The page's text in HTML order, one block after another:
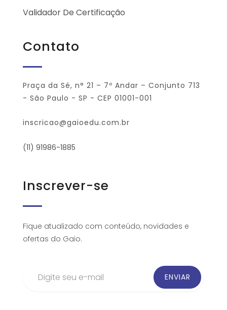
Validador De Certificação
Contato
Praça da Sé, n° 21 – 7º Andar – Conjunto 713
- São Paulo - SP - CEP 01001-001
inscricao@gaioedu.com.br
(11) 91986-1885
Inscrever-se
Fique atualizado com conteúdo, novidades e
ofertas do Gaio.